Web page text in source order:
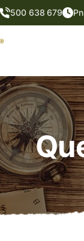
500 638 679